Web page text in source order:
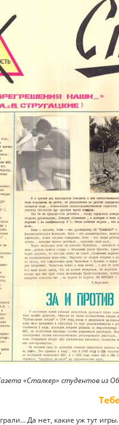
«Сталкер» студентов из
Да нет, какие уж тут